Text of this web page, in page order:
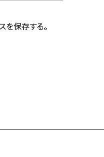
を保存する。